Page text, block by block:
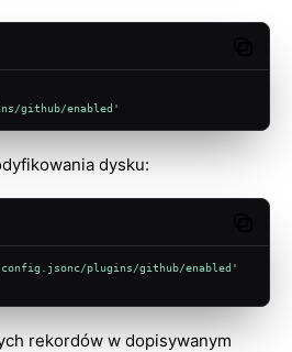
github/enabled'
dysku:
plugins/github/enabled'
rekordów w dopisywanym